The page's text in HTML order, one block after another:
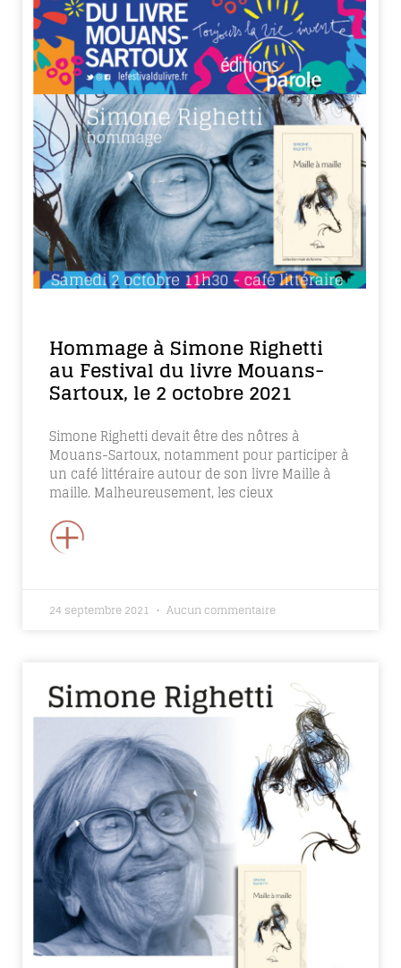
Hommage à Simone Righetti
au Festival du livre Mouans-
Sartoux, le 2 octobre 2021
Simone Righetti devait être des nôtres à
Mouans-Sartoux, notamment pour participer à
un café littéraire autour de son livre Maille à
maille. Malheureusement, les cieux
+
24 septembre 2021 Aucun commentaire